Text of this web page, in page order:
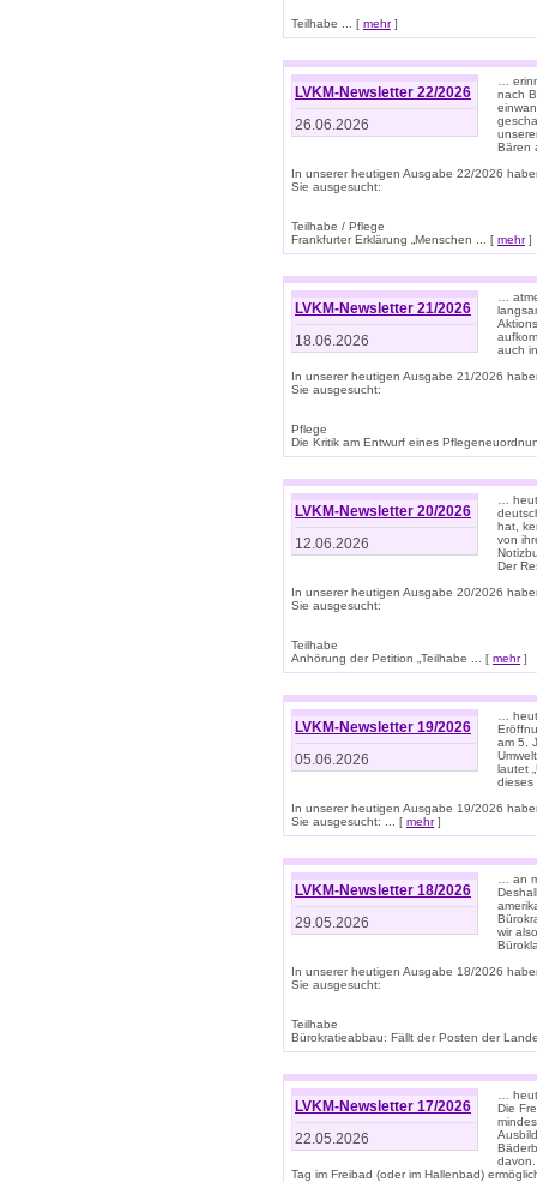
Teilhabe ... [ mehr]
LVKM-Newsletter 22/2026
26.06.2026
…
nach
Bären
In unserer heutigen Ausgabe 22/2026
Sie ausgesucht:
Teilhabe / Pflege
Frankfurter Erklärung „Menschen ... [ mehr]
LVKM-Newsletter 21/2026
18.06.2026
…
auch
In unserer heutigen Ausgabe 21/2026
Sie ausgesucht:
Pflege
Die Kritik am Entwurf eines
LVKM-Newsletter 20/2026
12.06.2026
…
hat,
von
Der
In unserer heutigen Ausgabe 20/2026
Sie ausgesucht:
Teilhabe
Anhörung der Petition „Teilhabe ... [ mehr]
LVKM-Newsletter 19/2026
05.06.2026
…
am 5.
lautet
dieses
In unserer heutigen Ausgabe 19/2026
Sie ausgesucht: ... [ mehr]
LVKM-Newsletter 18/2026
29.05.2026
… an
wir
In unserer heutigen Ausgabe 18/2026
Sie ausgesucht:
Teilhabe
Bürokratieabbau: Fällt der Posten der
LVKM-Newsletter 17/2026
22.05.2026
…
Die
davon.
Tag im Freibad (oder im Hallenbad)